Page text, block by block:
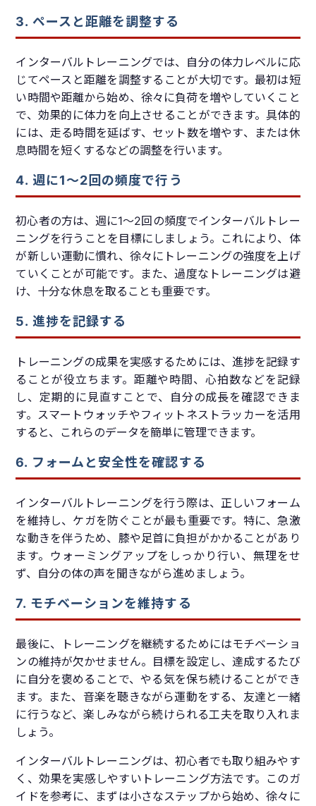
3. ペースと距離を調整する
インターバルトレーニングでは、自分の体力レベルに応
じてペースと距離を調整することが大切です。最初は短
い時間や距離から始め、徐々に負荷を増やしていくこと
で、効果的に体力を向上させることができます。具体的
には、走る時間を延ばす、セット数を増やす、または休
息時間を短くするなどの調整を行います。
4. 週に1〜2回の頻度で行う
初心者の方は、週に1〜2回の頻度でインターバルトレー
ニングを行うことを目標にしましょう。これにより、体
が新しい運動に慣れ、徐々にトレーニングの強度を上げ
ていくことが可能です。また、過度なトレーニングは避
け、十分な休息を取ることも重要です。
5. 進捗を記録する
トレーニングの成果を実感するためには、進捗を記録す
ることが役立ちます。距離や時間、心拍数などを記録
し、定期的に見直すことで、自分の成長を確認できま
す。スマートウォッチやフィットネストラッカーを活用
すると、これらのデータを簡単に管理できます。
6. フォームと安全性を確認する
インターバルトレーニングを行う際は、正しいフォーム
を維持し、ケガを防ぐことが最も重要です。特に、急激
な動きを伴うため、膝や足首に負担がかかることがあり
ます。ウォーミングアップをしっかり行い、無理をせ
ず、自分の体の声を聞きながら進めましょう。
7. モチベーションを維持する
最後に、トレーニングを継続するためにはモチベーショ
ンの維持が欠かせません。目標を設定し、達成するたび
に自分を褒めることで、やる気を保ち続けることができ
ます。また、音楽を聴きながら運動をする、友達と一緒
に行うなど、楽しみながら続けられる工夫を取り入れま
しょう。
インターバルトレーニングは、初心者でも取り組みやす
く、効果を実感しやすいトレーニング方法です。このガ
イドを参考に、まずは小さなステップから始め、徐々に